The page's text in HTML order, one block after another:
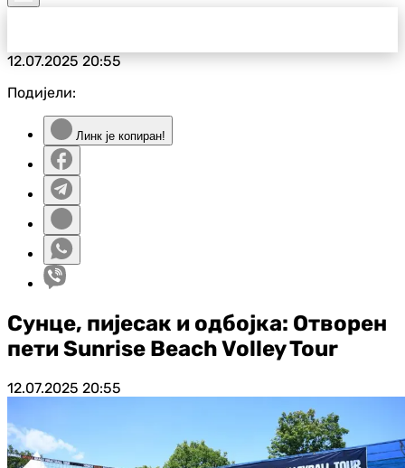
12.07.202520:55
Подијели:
Линк је копиран!
Сунце, пијесак и одбојка: Отворен
пети Sunrise Beach Volley Tour
12.07.2025 20:55